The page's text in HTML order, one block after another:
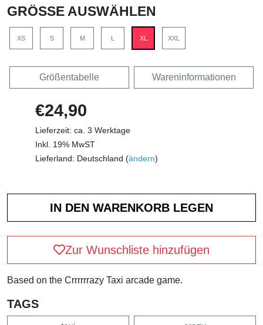
GRÖSSE AUSWÄHLEN
XS S M XL XXL
Größentabelle Wareninformationen
€24,90
Lieferzeit: ca. 3 Werktage
Inkl. 19% MwST
Lieferland: Deutschland (ändern)
Zur Wunschliste hinzufügen
Based on the Crrrrrrazy Taxi arcade game.
TAGS